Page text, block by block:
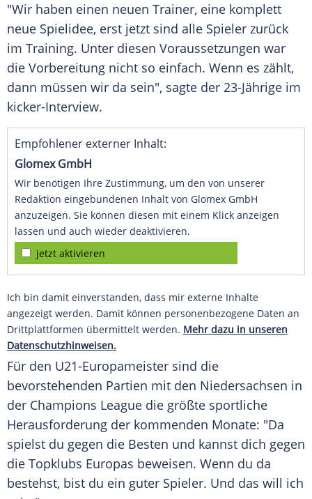
"Wir haben einen neuen Trainer, eine komplett
neue Spielidee, erst jetzt sind alle Spieler zurück
im Training. Unter diesen Voraussetzungen war
die Vorbereitung nicht so einfach. Wenn es zählt,
dann müssen wir da sein", sagte der 23-Jährige im
kicker-Interview.
Empfohlener externer Inhalt:
Glomex GmbH
Wir benötigen Ihre Zustimmung, um den von unserer
Redaktion eingebundenen Inhalt von Glomex GmbH
anzuzeigen. Sie können diesen mit einem Klick anzeigen
lassen und auch wieder deaktivieren.
jetzt aktivieren
Ich bin damit einverstanden, dass mir externe Inhalte
angezeigt werden. Damit können personenbezogene Daten an
Drittplattformen übermittelt werden. Mehr dazu in unseren
Datenschutzhinweisen.
Für den U21-Europameister sind die
bevorstehenden Partien mit den Niedersachsen in
der Champions League die größte sportliche
Herausforderung der kommenden Monate: "Da
spielst du gegen die Besten und kannst dich gegen
die Topklubs Europas beweisen. Wenn du da
bestehst, bist du ein guter Spieler. Und das will ich